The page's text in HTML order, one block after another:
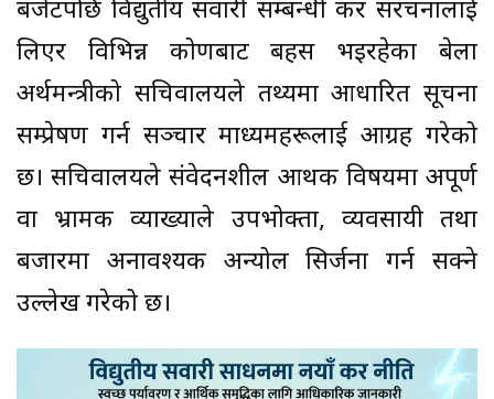
बजेटपछि विद्युतीय सवारी सम्बन्धी कर संरचनालाई
लिएर विभिन्न कोणबाट बहस भइरहेका बेला
अर्थमन्त्रीको सचिवालयले तथ्यमा आधारित सूचना
सम्प्रेषण गर्न सञ्चार माध्यमहरूलाई आग्रह गरेको
छ। सचिवालयले संवेदनशील आर्थिक विषयमा अपूर्ण
वा भ्रामक व्याख्याले उपभोक्ता, व्यवसायी तथा
बजारमा अनावश्यक अन्योल सिर्जना गर्न सक्ने
उल्लेख गरेको छ।